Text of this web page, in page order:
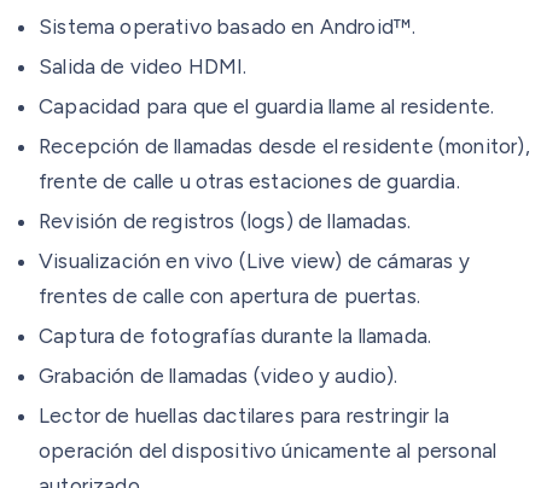
Sistema operativo basado en Android™.
Salida de video HDMI.
Capacidad para que el guardia llame al residente.
Recepción de llamadas desde el residente (monitor),
frente de calle u otras estaciones de guardia.
Revisión de registros (logs) de llamadas.
Visualización en vivo (Live view) de cámaras y
frentes de calle con apertura de puertas.
Captura de fotografías durante la llamada.
Grabación de llamadas (video y audio).
Lector de huellas dactilares para restringir la
operación del dispositivo únicamente al personal